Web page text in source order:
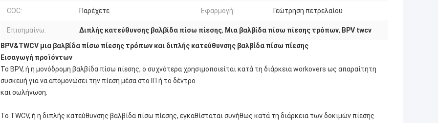
COC: Παρέχετε Εφαρμογή: Γεώτρηση πετρελαίου
Επισημαίνω: Διπλής κατεύθυνσης βαλβίδα πίσω πίεσης, Μια βαλβίδα πίσω πίεσης τρόπων, BPV twcv
BPV&TWCV μια βαλβίδα πίσω πίεσης τρόπων και διπλής κατεύθυνσης βαλβίδα πίσω πίεσης
Εισαγωγή προϊόντων
Το BPV, ή η μονόδρομη βαλβίδα πίσω πίεσης, ο συχνότερα χρησιμοποιείται κατά τη διάρκεια workovers ως απαραίτητη
συσκευή για να απομονώσει την πίεση μέσα στο ΙΠ ή το δέντρο
και σωλήνωση.
Το TWCV, ή η διπλής κατεύθυνσης βαλβίδα πίσω πίεσης, εγκαθίσταται συνήθως κατά τη διάρκεια των δοκιμών πίεσης